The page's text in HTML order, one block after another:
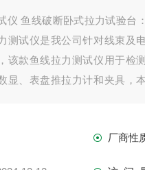
仪 鱼线破断卧式拉力试验台
测试仪是我公司针对线束及
该款鱼线拉力测试仪用于检
显、表盘推拉力计和夹具，
GB、ISO、JIS、ASTM、DIN
厂商性